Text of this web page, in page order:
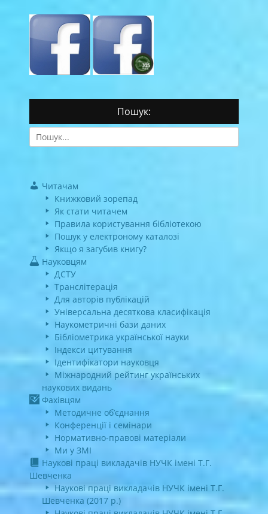
Пошук:
Search
for:
Читачам
Книжковий зорепад
Як стати читачем
Правила користування бібліотекою
Пошук у електроному каталозі
Якщо я загубив книгу?
Науковцям
ДСТУ
Транслітерація
Для авторів публікацій
Універсальна десяткова класифікація
Наукометричні бази даних
Бібліометрика української науки
Індекси цитування
Ідентифікатори науковця
Міжнародний рейтинг українських
наукових видань
Фахівцям
Методичне об’єднання
Конференції і семінари
Нормативно-правові матеріали
Ми у ЗМІ
Наукові праці викладачів НУЧК імені Т.Г.
Шевченка
Наукові праці викладачів НУЧК імені Т.Г.
Шевченка (2017 р.)